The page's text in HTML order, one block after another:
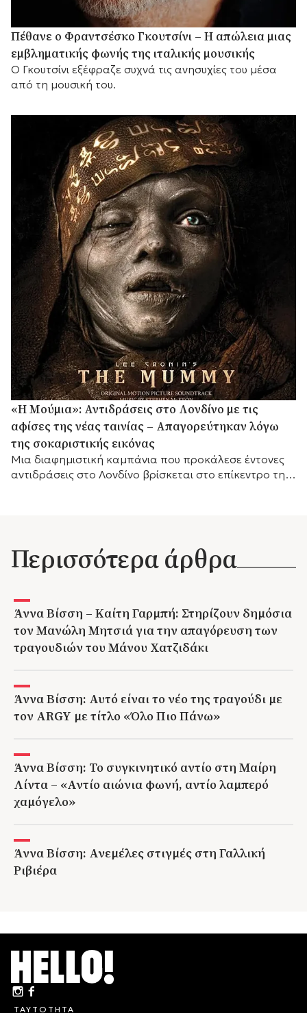
Πέθανε ο Φραντσέσκο Γκουτσίνι – Η απώλεια μιας
εμβληματικής φωνής της ιταλικής μουσικής
Ο Γκουτσίνι εξέφραζε συχνά τις ανησυχίες του μέσα
από τη μουσική του.
«Η Μούμια»: Αντιδράσεις στο Λονδίνο με τις
αφίσες της νέας ταινίας – Απαγορεύτηκαν λόγω
της σοκαριστικής εικόνας
Μια διαφημιστική καμπάνια που προκάλεσε έντονες
αντιδράσεις στο Λονδίνο βρίσκεται στο επίκεντρο της
Περισσότερα άρθρα
Άννα Βίσση – Καίτη Γαρμπή: Στηρίζουν δημόσια
τον Μανώλη Μητσιά για την απαγόρευση των
τραγουδιών του Μάνου Χατζιδάκι
Άννα Βίσση: Αυτό είναι το νέο της τραγούδι με
τον ARGY με τίτλο «Όλο Πιο Πάνω»
Άννα Βίσση: Το συγκινητικό αντίο στη Μαίρη
Λίντα – «Αντίο αιώνια φωνή, αντίο λαμπερό
χαμόγελο»
Άννα Βίσση: Ανεμέλες στιγμές στη Γαλλική
Ριβιέρα
ΤΑΥΤΟΤΗΤΑ